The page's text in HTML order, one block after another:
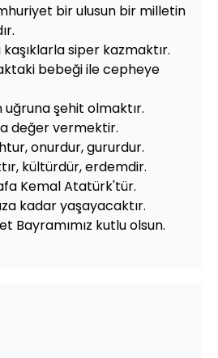
bir ulusun bir milletin
siper kazmaktır.
bebeği ile cepheye
şehit olmaktır.
değer vermektir.
onurdur, gururdur.
kültürdür, erdemdir.
Kemal Atatürk'tür.
kadar yaşayacaktır.
Bayramımız kutlu olsun.